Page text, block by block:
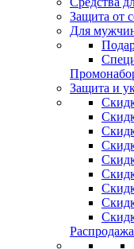
Защита от
Для
Защита и
Распродажа